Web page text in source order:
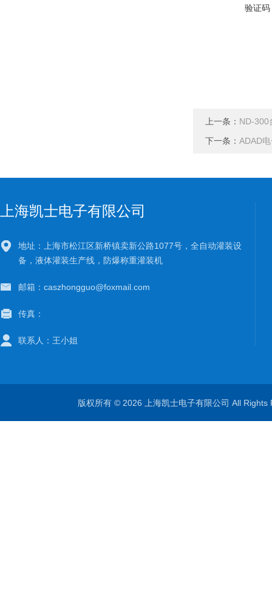
验证码
上一条： ND-300
下一条： ADAD
上海凯士电子有限公司
地址：上海市松江区新桥镇卖新公路1077号，全自动灌装设
备，液体灌装生产线，防爆称重灌装机
邮箱：caszhongguo@foxmail.com
传真：
联系人：王小姐
版权所有 © 2026 上海凯士电子有限公司 All